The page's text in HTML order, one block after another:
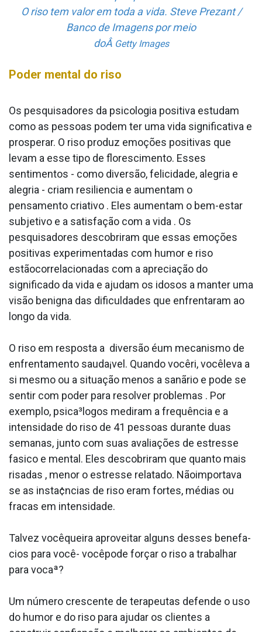
O riso tem valor em toda a vida. Steve Prezant /
Banco de Imagens por meio
doÂ Getty Images
Poder mental do riso
Os pesquisadores da psicologia positiva estudam
como as pessoas podem ter uma vida significativa e
prosperar. O riso produz emoções positivas que
levam a esse tipo de florescimento. Esses
sentimentos - como diversão, felicidade, alegria e
alegria - criam resiliencia e aumentam o
pensamento criativo . Eles aumentam o bem-estar
subjetivo e a satisfação com a vida . Os
pesquisadores descobriram que essas emoções
positivas experimentadas com humor e riso
estãocorrelacionadas com a apreciação do
significado da vida e ajudam os idosos a manter uma
visão benigna das dificuldades que enfrentaram ao
longo da vida.
O riso em resposta a diversão éum mecanismo de
enfrentamento sauda¡vel. Quando vocêri, vocêleva a
si mesmo ou a situação menos a sanãrio e pode se
sentir com poder para resolver problemas . Por
exemplo, psica³logos mediram a frequência e a
intensidade do riso de 41 pessoas durante duas
semanas, junto com suas avaliações de estresse
fa­sico e mental. Eles descobriram que quanto mais
risadas , menor o estresse relatado. Nãoimportava
se as insta¢ncias de riso eram fortes, médias ou
fracas em intensidade.
Talvez vocêqueira aproveitar alguns desses benefa­
cios para você- vocêpode forçar o riso a trabalhar
para vocaª?
Um número crescente de terapeutas defende o uso
do humor e do riso para ajudar os clientes a